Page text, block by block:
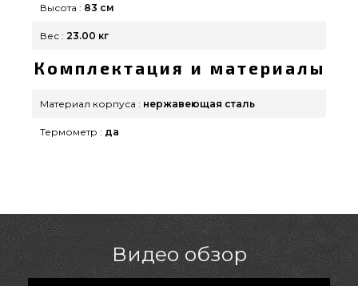
Высота : 83 см
Вес : 23.00 кг
Комплектация и материалы
Материал корпуса : нержавеющая сталь
Термометр : да
Видео обзор